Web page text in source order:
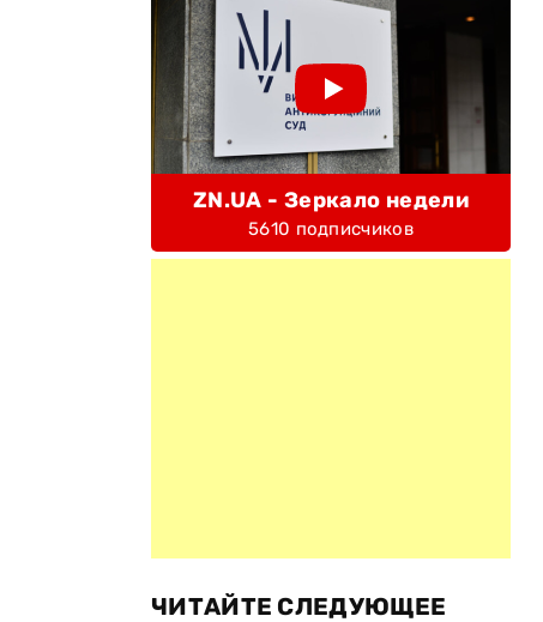
ZN.UA - Зеркало недели
5610 подписчиков
ЧИТАЙТЕ СЛЕДУЮЩЕЕ